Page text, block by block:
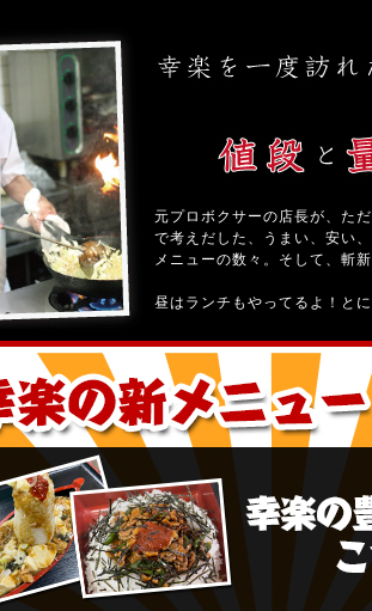
元プロボクサーの店長が、た
で考えだした、うまい、安い
メニューの数々。そして、斬
昼はランチもやってるよ！と